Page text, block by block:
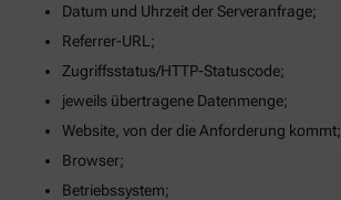
Datum und Uhrzeit der Serveranfrage;
Referrer-URL;
Zugriffsstatus/HTTP-Statuscode;
jeweils übertragene Datenmenge;
Website, von der die Anforderung kommt;
Browser;
Betriebssystem;